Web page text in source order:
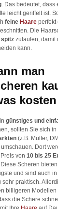
. Das bedeutet, dass
leicht geriffelt ist.
feine Haare perfekt
Die
zulaufen, damit
kann.
man
günstiges und
sollten Sie sich in
(z.B. Müller, DM,
Dort
von 10 bis 25
Scheren
und sind auch
sehr praktisch.
billigeren Modellen
die Schere